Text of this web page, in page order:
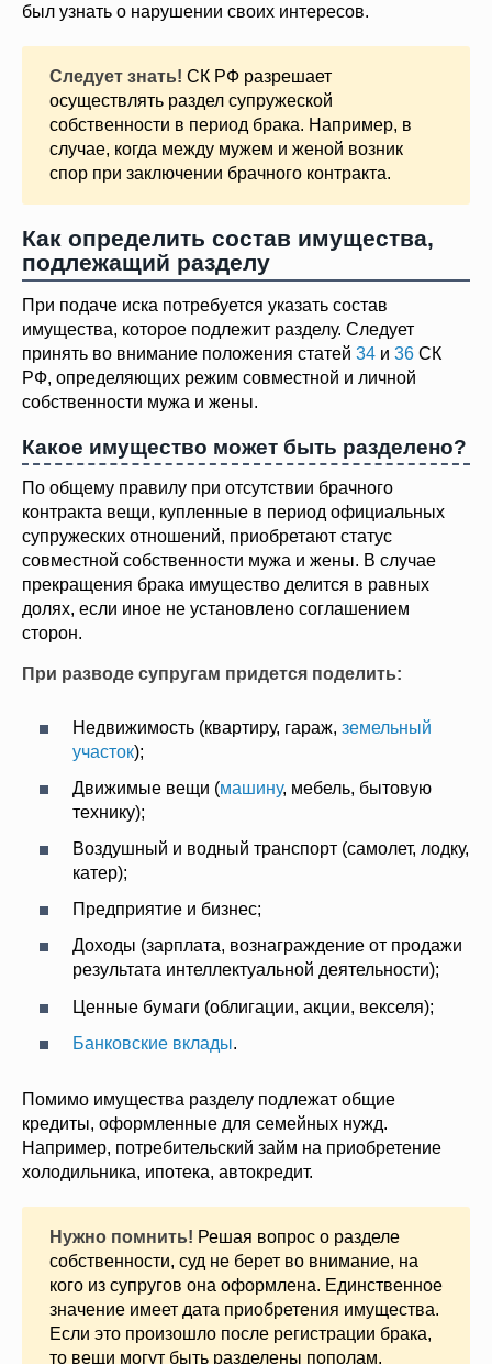
был узнать о нарушении своих интересов.
Следует знать! СК РФ разрешает
осуществлять раздел супружеской
собственности в период брака. Например, в
случае, когда между мужем и женой возник
спор при заключении брачного контракта.
Как определить состав имущества,
подлежащий разделу
При подаче иска потребуется указать состав
имущества, которое подлежит разделу. Следует
принять во внимание положения статей 34 и 36 СК
РФ, определяющих режим совместной и личной
собственности мужа и жены.
Какое имущество может быть разделено?
По общему правилу при отсутствии брачного
контракта вещи, купленные в период официальных
супружеских отношений, приобретают статус
совместной собственности мужа и жены. В случае
прекращения брака имущество делится в равных
долях, если иное не установлено соглашением
сторон.
При разводе супругам придется поделить:
Недвижимость (квартиру, гараж, земельный
участок);
Движимые вещи (машину, мебель, бытовую
технику);
Воздушный и водный транспорт (самолет, лодку,
катер);
Предприятие и бизнес;
Доходы (зарплата, вознаграждение от продажи
результата интеллектуальной деятельности);
Ценные бумаги (облигации, акции, векселя);
Банковские вклады.
Помимо имущества разделу подлежат общие
кредиты, оформленные для семейных нужд.
Например, потребительский займ на приобретение
холодильника, ипотека, автокредит.
Нужно помнить! Решая вопрос о разделе
собственности, суд не берет во внимание, на
кого из супругов она оформлена. Единственное
значение имеет дата приобретения имущества.
Если это произошло после регистрации брака,
то вещи могут быть разделены пополам.